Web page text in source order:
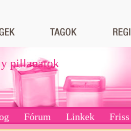
pillanatok
Fórum Linkek Friss